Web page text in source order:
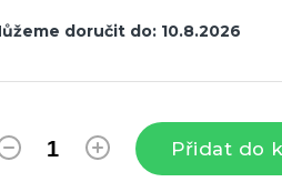
doručit do: 10.8.2026
Přidat do